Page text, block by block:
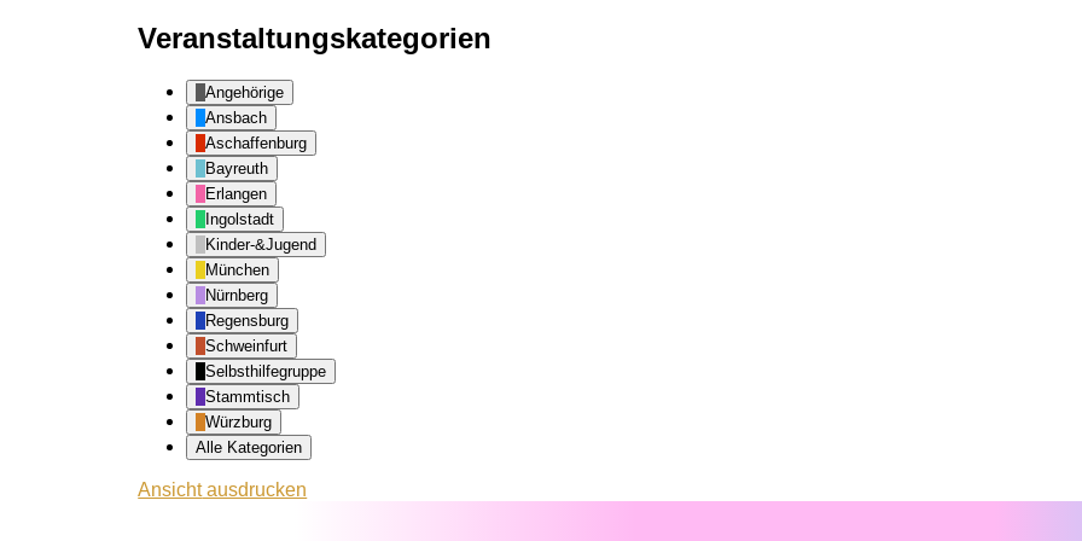
Veranstaltungskategorien
Angehörige
Ansbach
Aschaffenburg
Bayreuth
Erlangen
Ingolstadt
Kinder-&Jugend
München
Nürnberg
Regensburg
Schweinfurt
Selbsthilfegruppe
Stammtisch
Würzburg
Alle Kategorien
Ansichtausdrucken